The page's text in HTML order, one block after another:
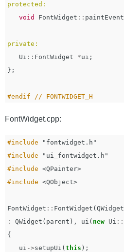
protected:
void
FontWidget :: paintEvent
private:
Ui :: FontWidget *ui ;
};
FontWidget.cpp:
#include
"fontwidget.h"
#include
"ui_fontwidget.h"
#include <QPainter>
#include <QObject>
FontWidget :: FontWidget ( QWidget
:
QWidget ( parent ), ui ( new Ui ::
{
ui ->setupUi ( this );